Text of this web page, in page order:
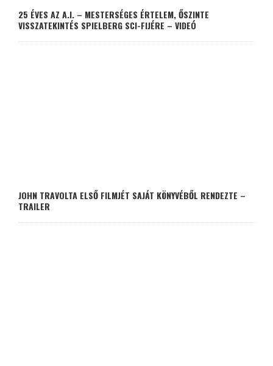
25 ÉVES AZ A.I. – MESTERSÉGES ÉRTELEM, ŐSZINTE
VISSZATEKINTÉS SPIELBERG SCI-FIJÉRE – VIDEÓ
JOHN TRAVOLTA ELSŐ FILMJÉT SAJÁT KÖNYVÉBŐL RENDEZTE –
TRAILER